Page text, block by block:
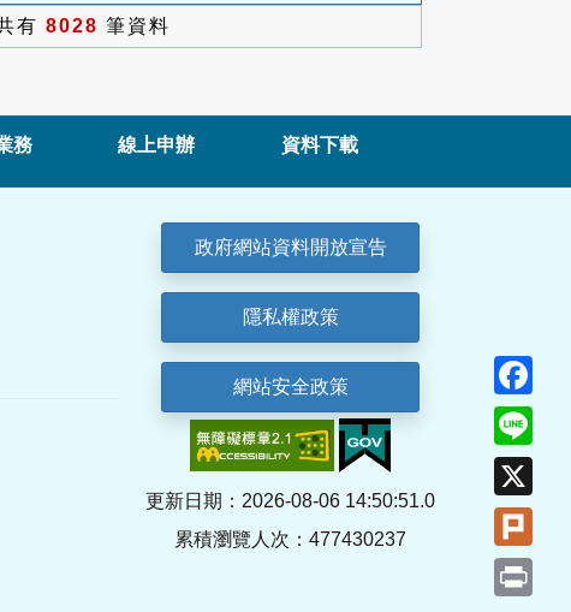
有 8028 筆資料
務 線上申辦 資料下載
政府網站資料開放宣告
隱私權政策
網站安全政策
更新日期：2026-08-06 14:50:51.0
累積瀏覽人次：477430237